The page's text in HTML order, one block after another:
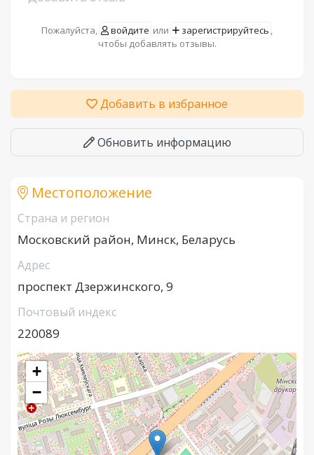
Пожалуйста, войдите или зарегистрируйтесь ,
чтобы добавлять отзывы.
Добавить в избранное
Обновить информацию
Местоположение
Страна и регион
Московский район, Минск, Беларусь
Адрес
проспект Дзержинского, 9
Почтовый индекс
220089
+
−